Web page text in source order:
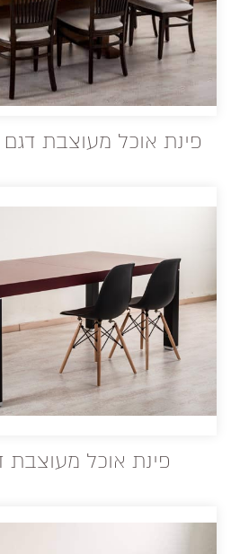
פינת אוכל מעוצבת דגם "בר 12
פינת אוכל מעוצבת